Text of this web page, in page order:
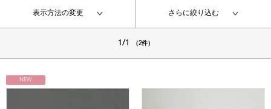
表示方法の変更 さらに絞り込む
1/1 （2件）
NEW